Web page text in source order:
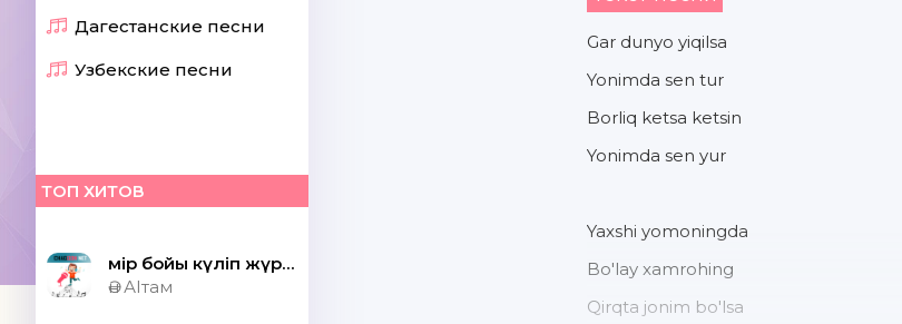
Дагестанские песни
Узбекские песни
ТОП ХИТОВ
Өмір бойы күліп жүрсек шіркін ай
Ән АІтам
Gar dunyo yiqilsa
Yonimda sen tur
Borliq ketsa ketsin
Yonimda sen yur
Yaxshi yomoningda
Bo'lay xamrohing
Qirqta jonim bo'lsa